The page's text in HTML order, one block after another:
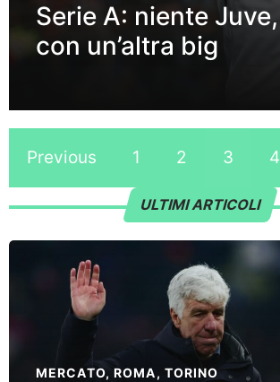
Serie A: niente
con un’altra big
Previous 1 2 3 4
ULTIMI ARTICOLI
MERCATO,ROMA, TORINO